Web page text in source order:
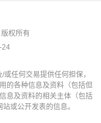
权所有
24
任何交易提供任何担保，
的各种信息及资料（包括但
息及资料的相关主体（包括
或公开发表的信息。